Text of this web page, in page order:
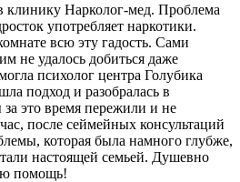
клинику Нарколог-мед. Проблема
употребляет наркотики.
всю эту гадость. Сами
не удалось добиться даже
психолог центра Голубика
подход и разобралась в
это время пережили и не
после сеймейных консультаций
которая была намного глубже,
настоящей семьей. Душевно
помощь!